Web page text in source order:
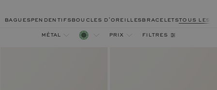
baguespendentifsboucles d'oreillesbraceletstous les
métal prix filtres